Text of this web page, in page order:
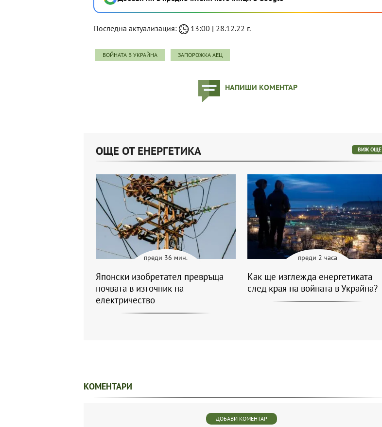
Последна актуализация: 13:00 | 28.12.22 г.
ВОЙНАТА В УКРАЙНА ЗАПОРОЖКА АЕЦ
НАПИШИ КОМЕНТАР
ОЩЕ ОТ ЕНЕРГЕТИКА ВИЖ ОЩЕ
преди 36 мин.
Японски изобретател превръща
почвата в източник на
електричество
преди 2 часа
Как ще изглежда енергетиката
след края на войната в Украйна?
КОМЕНТАРИ
ДОБАВИ КОМЕНТАР